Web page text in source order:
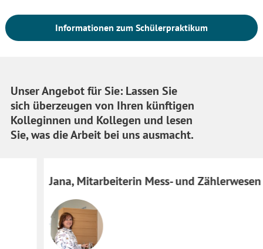
Informationen zum Schülerpraktikum
Unser Angebot für Sie: Lassen Sie
sich überzeugen von Ihren künftigen
Kolleginnen und Kollegen und lesen
Sie, was die Arbeit bei uns ausmacht.
Jana, Mitarbeiterin Mess- und Zählerwesen